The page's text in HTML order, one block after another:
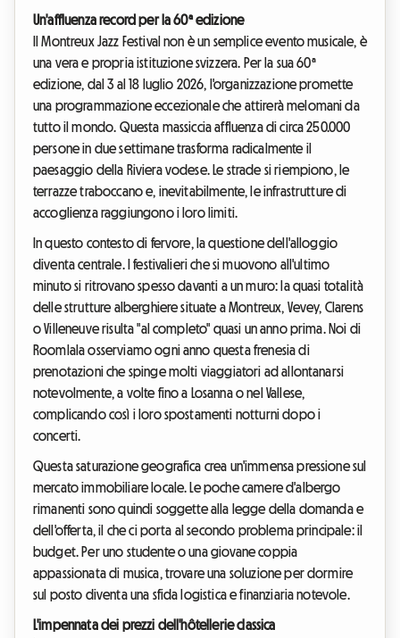
Un'affluenza record per la 60ª edizione
Il Montreux Jazz Festival non è un semplice evento musicale, è
una vera e propria istituzione svizzera. Per la sua 60ª
edizione, dal 3 al 18 luglio 2026, l'organizzazione promette
una programmazione eccezionale che attirerà melomani da
tutto il mondo. Questa massiccia affluenza di circa 250.000
persone in due settimane trasforma radicalmente il
paesaggio della Riviera vodese. Le strade si riempiono, le
terrazze traboccano e, inevitabilmente, le infrastrutture di
accoglienza raggiungono i loro limiti.
In questo contesto di fervore, la questione dell'alloggio
diventa centrale. I festivalieri che si muovono all'ultimo
minuto si ritrovano spesso davanti a un muro: la quasi totalità
delle strutture alberghiere situate a Montreux, Vevey, Clarens
o Villeneuve risulta "al completo" quasi un anno prima. Noi di
Roomlala osserviamo ogni anno questa frenesia di
prenotazioni che spinge molti viaggiatori ad allontanarsi
notevolmente, a volte fino a Losanna o nel Vallese,
complicando così i loro spostamenti notturni dopo i
concerti.
Questa saturazione geografica crea un'immensa pressione sul
mercato immobiliare locale. Le poche camere d'albergo
rimanenti sono quindi soggette alla legge della domanda e
dell'offerta, il che ci porta al secondo problema principale: il
budget. Per uno studente o una giovane coppia
appassionata di musica, trovare una soluzione per dormire
sul posto diventa una sfida logistica e finanziaria notevole.
L'impennata dei prezzi dell'hôtellerie classica